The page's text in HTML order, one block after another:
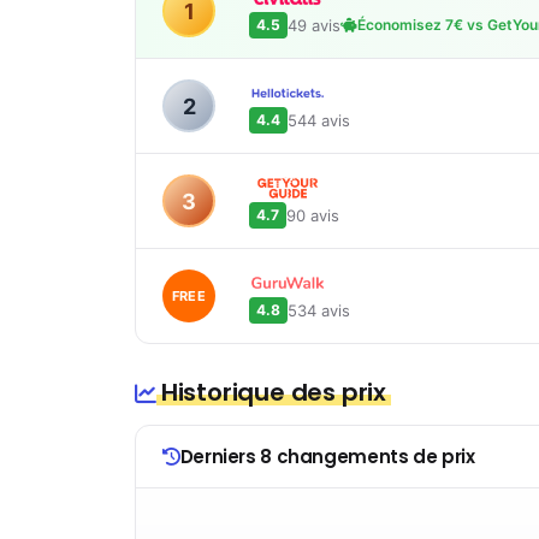
1
4.5 49 avis Économisez 7€ vs
2
4.4 544 avis
3
4.7 90 avis
FREE
4.8 534 avis
Historique des prix
Derniers 8 changements de prix